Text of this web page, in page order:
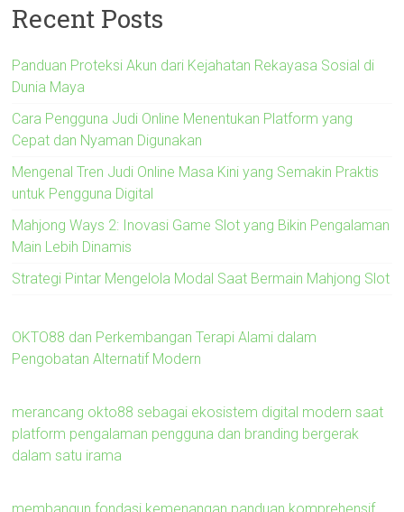
Recent Posts
Panduan Proteksi Akun dari Kejahatan Rekayasa Sosial di
Dunia Maya
Cara Pengguna Judi Online Menentukan Platform yang
Cepat dan Nyaman Digunakan
Mengenal Tren Judi Online Masa Kini yang Semakin Praktis
untuk Pengguna Digital
Mahjong Ways 2: Inovasi Game Slot yang Bikin Pengalaman
Main Lebih Dinamis
Strategi Pintar Mengelola Modal Saat Bermain Mahjong Slot
OKTO88 dan Perkembangan Terapi Alami dalam
Pengobatan Alternatif Modern
merancang okto88 sebagai ekosistem digital modern saat
platform pengalaman pengguna dan branding bergerak
dalam satu irama
membangun fondasi kemenangan panduan komprehensif